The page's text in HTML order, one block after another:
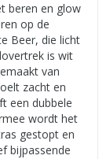
beren en glow
op de
Beer, die licht
is wit
van
zacht en
een dubbele
wordt het
gestopt en
bijpassende